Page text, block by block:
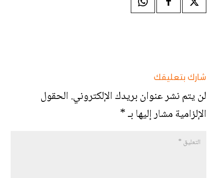
شارك بتعليقك
لن يتم نشر عنوان بريدك الإلكتروني.الحقول
الإلزامية مشار إليها بـ*